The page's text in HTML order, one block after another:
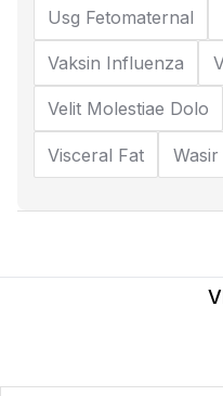
Usg Fetomaternal
Vaksin Influenza
Velit Molestiae Dolo
Visceral Fat Wasir